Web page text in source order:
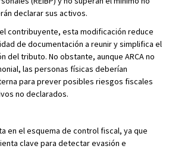
declarar sus activos.
contribuyente, esta modificación reduce
de documentación a reunir y simplifica el
del tributo. No obstante, aunque ARCA no
las personas físicas deberían
para prever posibles riesgos fiscales
no declarados.
en el esquema de control fiscal, ya que
clave para detectar evasión e